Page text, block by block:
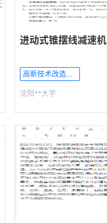
进动式锥摆线减速机
高新技术改造传统产业
沈阳**大学